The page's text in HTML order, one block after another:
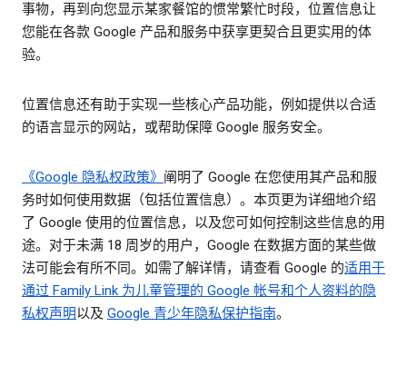
事物，再到向您显示某家餐馆的惯常繁忙时段，位置信息让
您能在各款 Google 产品和服务中获享更契合且更实用的体
验。
位置信息还有助于实现一些核心产品功能，例如提供以合适
的语言显示的网站，或帮助保障 Google 服务安全。
《Google 隐私权政策》 阐明了 Google 在您使用其产品和服
务时如何使用数据（包括位置信息）。本页更为详细地介绍
了 Google 使用的位置信息，以及您可如何控制这些信息的用
途。对于未满 18 周岁的用户，Google 在数据方面的某些做
法可能会有所不同。如需了解详情，请查看 Google 的适用于
通过 Family Link 为儿童管理的 Google 帐号和个人资料的隐
私权声明以及 Google 青少年隐私保护指南。